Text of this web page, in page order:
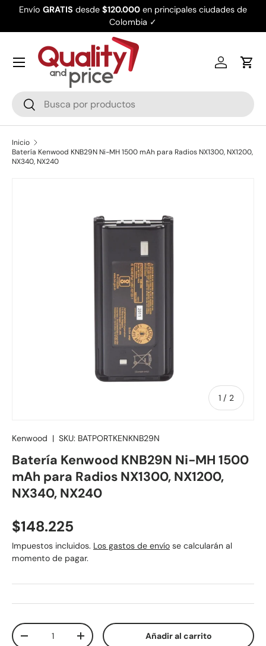
Envío GRATIS desde $120.000 en principales ciudades de
Colombia ✓
Buscar
Buscar
Iniciar
Inicio
Batería Kenwood KNB29N Ni-MH 1500 mAh para Radios NX1300, NX1200,
NX340, NX240
1 / de
2
Kenwood | SKU: BATPORTKENKNB29N
Batería Kenwood KNB29N Ni-MH 1500
mAh para Radios NX1300, NX1200,
NX340, NX240
Precio normal
$148.225
Impuestos incluidos. Los gastos de envío se calcularán al
momento de pagar.
Cant.
Disminuir cantidadAumentar la cantidadAñadir al carrito